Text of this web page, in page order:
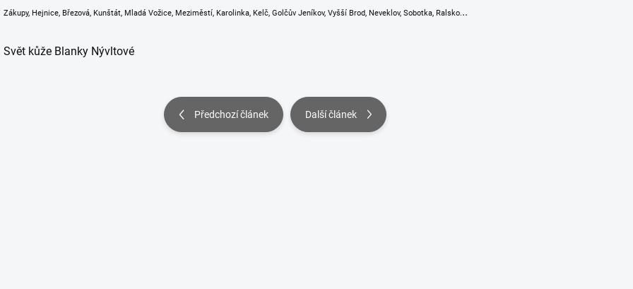
Zákupy, Hejnice, Březová, Kunštát, Mladá Vožice, Meziměstí, Karolinka, Kelč, Golčův Jeníkov, Vyšší Brod, Neveklov, Sobotka, Ralsko...
Svět kůže Blanky Nývltové
Předchozí článek Další článek